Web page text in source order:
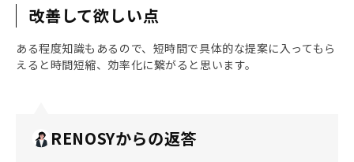
改善して欲しい点
ある程度知識もあるので、短時間で具体的な提案に入ってもら
えると時間短縮、効率化に繋がると思います。
RENOSYからの返答